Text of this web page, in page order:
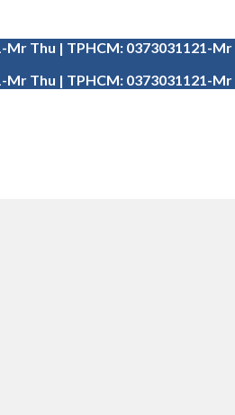
Mr Thu | TPHCM: 0373031121-
Mr Thu | TPHCM: 0373031121-